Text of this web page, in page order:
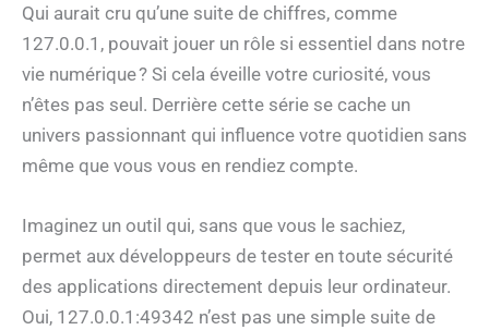
Qui aurait cru qu’une suite de chiffres, comme
127.0.0.1, pouvait jouer un rôle si essentiel dans notre
vie numérique ? Si cela éveille votre curiosité, vous
n’êtes pas seul. Derrière cette série se cache un
univers passionnant qui influence votre quotidien sans
même que vous vous en rendiez compte.
Imaginez un outil qui, sans que vous le sachiez,
permet aux développeurs de tester en toute sécurité
des applications directement depuis leur ordinateur.
Oui, 127.0.0.1:49342 n’est pas une simple suite de